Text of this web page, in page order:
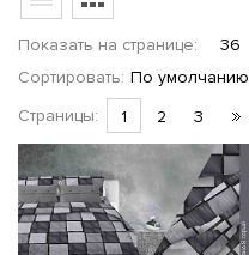
Показать на странице:
36
Сортировать: По умолчанию
Страницы:
1 2 3